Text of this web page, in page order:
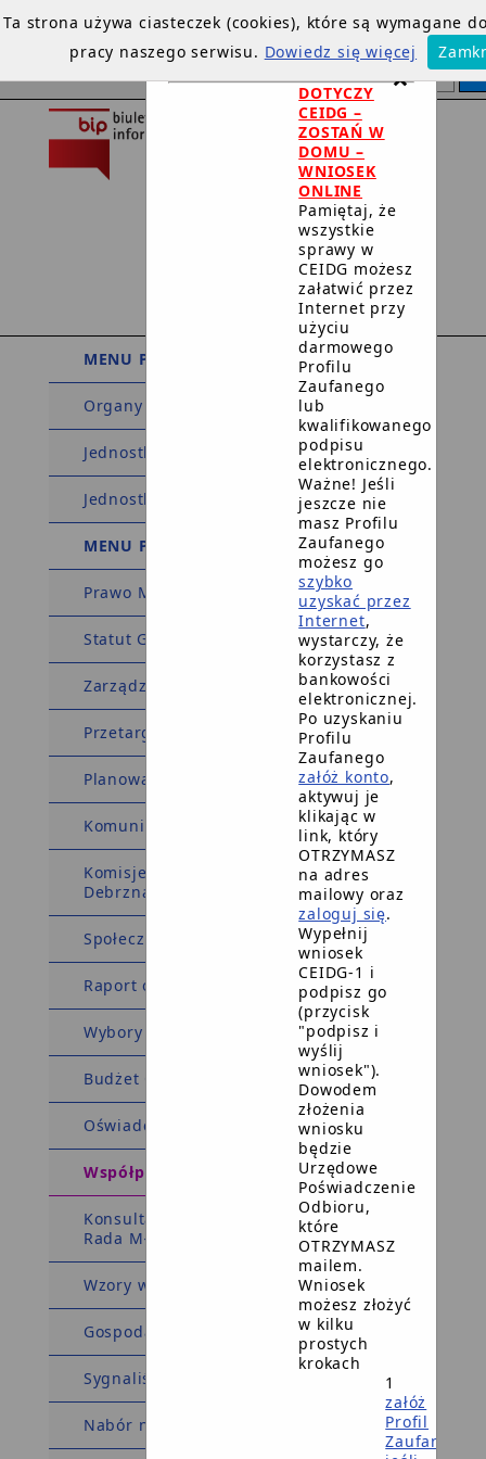
Urząd Miejski
w Debrznie
MENU PODMIOTOWE
Organy
Jednostki organizacyjne
Jednostki pomocnicze
MENU PRZEDMIOTOWE
Prawo Miejscowe
Statut Gminy
Zarządzenia Burmistrza
Przetargi, konkursy, zamówienia
Planowanie przestrzenne
Komunikaty i Ogłoszenia
Komisje - powołane przez Burmistrza
Debrzna
Społeczna Komisja Mieszkaniowa
Raport o stanie Gminy
Wybory i referenda
Budżet Obywatelski
Oświadczenia majątkowe
Współpraca z organizacjami
Konsultacje społeczne Rada Seniorów,
Rada Młodzieżowa
Wzory wniosków i formularzy
Gospodarka i finanse
Sygnaliści
Nabór na ławników
Ta strona używa ciasteczek (cookies), które są wymagane
pracy naszego serwisu. Dowiedz się więcej
×
DOTYCZY
CEIDG –
ZOSTAŃ W
DOMU –
WNIOSEK
ONLINE
Pamiętaj, że
wszystkie
sprawy w
CEIDG możesz
załatwić przez
Internet przy
użyciu
darmowego
Profilu
Zaufanego
lub
kwalifikowanego
podpisu
elektronicznego.
Ważne! Jeśli
jeszcze nie
masz Profilu
Zaufanego
możesz go
szybko
uzyskać przez
Internet,
wystarczy, że
korzystasz z
bankowości
elektronicznej.
Po uzyskaniu
Profilu
Zaufanego
załóż konto,
aktywuj je
klikając w
link, który
OTRZYMASZ
na adres
mailowy oraz
zaloguj się.
Wypełnij
wniosek
CEIDG-1 i
podpisz go
(przycisk
"podpisz i
wyślij
wniosek").
Dowodem
złożenia
wniosku
będzie
Urzędowe
Poświadczenie
Odbioru,
które
OTRZYMASZ
mailem.
Wniosek
możesz złożyć
w kilku
prostych
krokach
1
załóż
Profil
Zaufany